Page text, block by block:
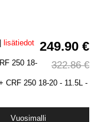
249.90 €
322.86 €
lisätiedot
250 18-
CRF 250 18-20 - 11.5L -
Vuosimalli